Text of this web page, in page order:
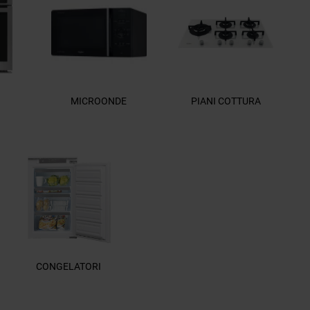
MICROONDE PIANI COTTURA
CONGELATORI